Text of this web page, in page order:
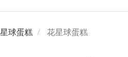
星球蛋糕 花星球蛋糕